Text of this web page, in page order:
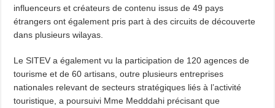
influenceurs et créateurs de contenu issus de 49 pays
étrangers ont également pris part à des circuits de découverte
dans plusieurs wilayas.
Le SITEV a également vu la participation de 120 agences de
tourisme et de 60 artisans, outre plusieurs entreprises
nationales relevant de secteurs stratégiques liés à l’activité
touristique, a poursuivi Mme Medddahi précisant que